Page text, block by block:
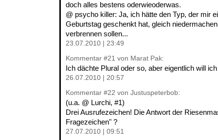
doch alles bestens oderwieoderwas.
@ psycho killer: Ja, ich hätte den Typ, der mir
Geburtstag geschenkt hat, gleich
verbrennen sollen...
23.07.2010 | 23:49
Kommentar #21 von Marat Pak:
Ich dächte Plural oder so, aber eigentlich will
26.07.2010 | 20:57
Kommentar #22 von Justuspeterbob:
(u.a. @ Lurchi, #1)
Drei Ausrufezeichen! Die Antwort der
Fragezeichen" ?
27.07.2010 | 09:51